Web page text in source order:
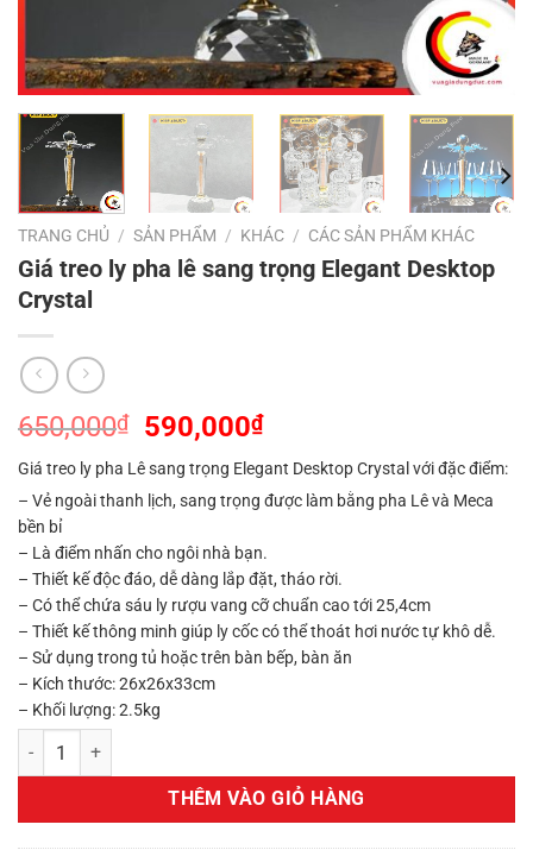
TRANG CHỦ / SẢN PHẨM / KHÁC / CÁC SẢN PHẨM KHÁC
Giá treo ly pha lê sang trọng Elegant Desktop
Crystal
650,000₫
Giá
gốc
là:
650,000₫.
590,000₫Giá
hiện
tại
là:
Giá treo ly pha Lê sang trọng Elegant Desktop Crystal với đặc điểm:
– Vẻ ngoài thanh lịch, sang trọng được làm bằng pha Lê và Meca
bền bỉ
– Là điểm nhấn cho ngôi nhà bạn.
– Thiết kế độc đáo, dễ dàng lắp đặt, tháo rời.
– Có thể chứa sáu ly rượu vang cỡ chuẩn cao tới 25,4cm
– Thiết kế thông minh giúp ly cốc có thể thoát hơi nước tự khô dễ.
– Sử dụng trong tủ hoặc trên bàn bếp, bàn ăn
– Kích thước: 26x26x33cm
– Khối lượng: 2.5kg
Giá treo ly pha lê sang trọng Elegant Desktop Crystal số lượng
THÊM VÀO GIỎ HÀNG